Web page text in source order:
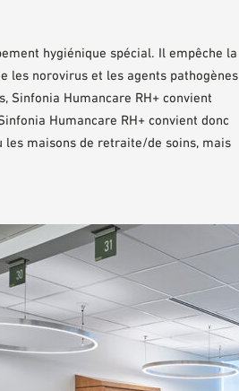
hygiénique spécial. Il empêche la
les norovirus et les agents pathogènes
Sinfonia Humancare RH+ convient
Humancare RH+ convient donc
les maisons de retraite/de soins, mais